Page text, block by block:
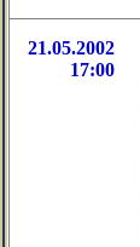
21.05.2002
17:00